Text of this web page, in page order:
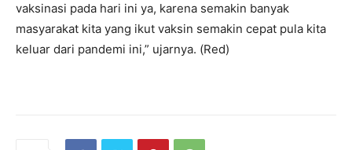
vaksinasi pada hari ini ya, karena semakin banyak
masyarakat kita yang ikut vaksin semakin cepat pula kita
keluar dari pandemi ini,” ujarnya. (Red)